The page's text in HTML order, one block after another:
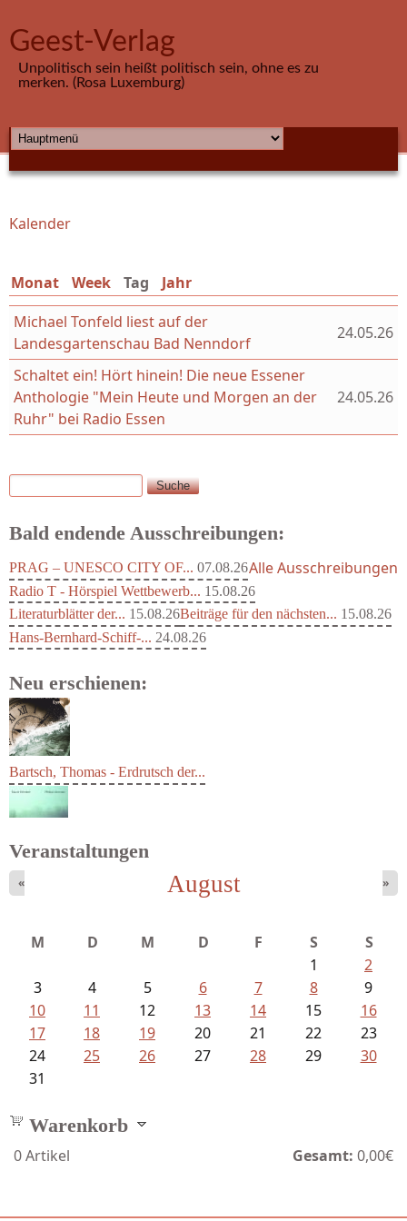
Geest-Verlag
Unpolitisch sein heißt politisch sein, ohne es zu
merken. (Rosa Luxemburg)
HAUPTMENÜ
Sie sind hier
Kalender
Monat Week Tag (aktiver Reiter)
Jahr
Michael Tonfeld liest auf der
Landesgartenschau Bad Nenndorf
24.05.26
Schaltet ein! Hört hinein! Die neue Essener
Anthologie "Mein Heute und Morgen an der
Ruhr" bei Radio Essen
24.05.26
Suchformular
Suche
Bald endende Ausschreibungen:
PRAG – UNESCO CITY OF... 07.08.26
Radio T - Hörspiel Wettbewerb... 15.08.26
Literaturblätter der... 15.08.26Beiträge für den nächsten... 15.08.26
Hans-Bernhard-Schiff-... 24.08.26
Alle Ausschreibungen
Neu erschienen:
Bartsch, Thomas - Erdrutsch der...
Veranstaltungen
August
« »
M D M D F S
S
1
2
3
4 5 6 7 8
9
10
11 12 13 14 15
16
17
18 19 20 21 22
23
24
25 26 27 28 29
30
31
Warenkorb
0Artikel Gesamt: 0,00€